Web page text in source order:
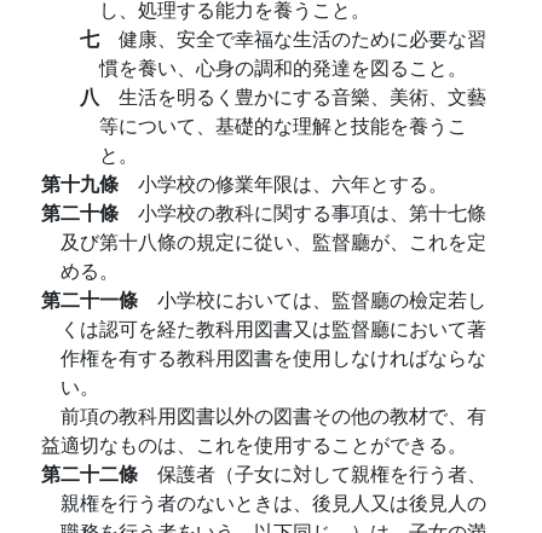
し、処理する能力を養うこと。
七 健康、安全で幸福な生活のために必要な習
慣を養い、心身の調和的発達を図ること。
八 生活を明るく豊かにする音樂、美術、文藝
等について、基礎的な理解と技能を養うこ
と。
第十九條 小学校の修業年限は、六年とする。
第二十條 小学校の教科に関する事項は、第十七條
及び第十八條の規定に從い、監督廳が、これを定
める。
第二十一條 小学校においては、監督廳の檢定若し
くは認可を経た教科用図書又は監督廳において著
作権を有する教科用図書を使用しなければならな
い。
前項の教科用図書以外の図書その他の教材で、有
益適切なものは、これを使用することができる。
第二十二條 保護者（子女に対して親権を行う者、
親権を行う者のないときは、後見人又は後見人の